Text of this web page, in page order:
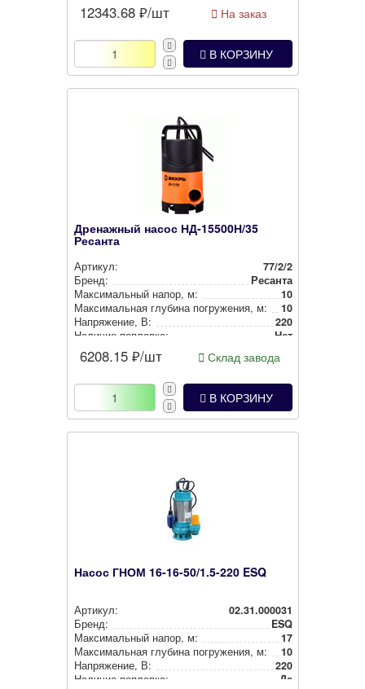
12343.68 ₽/шт На заказ
В КОРЗИНУ
Дренажный насос НД-15500Н/35
Ресанта
Артикул:
77/2/2
Бренд:
Ресанта
Мак­си­маль­ный напор, м:
10
Мак­си­маль­ная глубина пог­ру­же­ния, м:
10
Нап­ря­же­ние, В:
220
Наличие поплавка:
Нет
6208.15 ₽/шт Склад завода
В КОРЗИНУ
Насос ГНОМ 16-16-50/1.5-220 ESQ
Артикул:
02.31.000031
Бренд:
ESQ
Мак­си­маль­ный напор, м:
17
Мак­си­маль­ная глубина пог­ру­же­ния, м:
10
Нап­ря­же­ние, В:
220
Наличие поплавка:
Да